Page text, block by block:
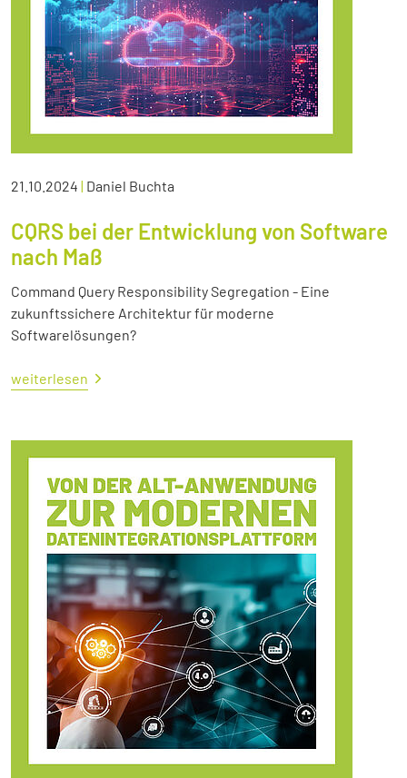
21.10.2024 | Daniel Buchta
CQRS bei der Entwicklung von Software
nach Maß
Command Query Responsibility Segregation - Eine
zukunftssichere Architektur für moderne
Softwarelösungen?
weiterlesen